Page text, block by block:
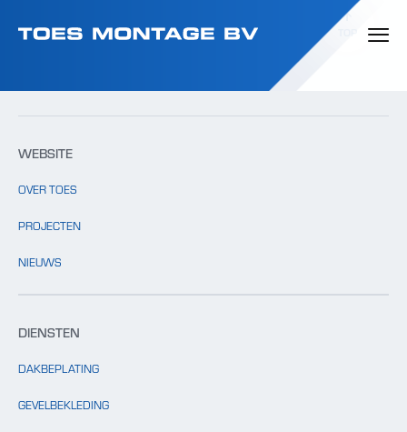
WEBSITE
OVER TOES
PROJECTEN
NIEUWS
DIENSTEN
DAKBEPLATING
GEVELBEKLEDING